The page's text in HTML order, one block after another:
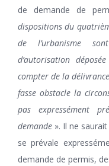
de demande de
dispositions du
de l’urbanisme
d’autorisation
compter de la
fasse obstacle la
pas expressément
demande ». Il ne
se prévale
demande de permis,